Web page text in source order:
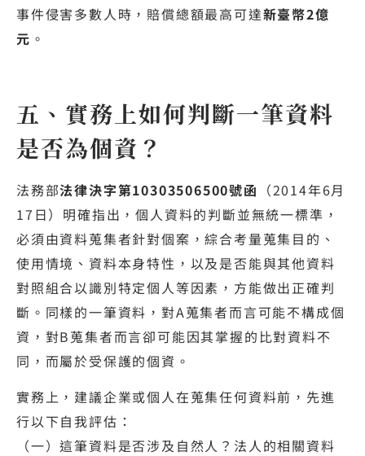
事件侵害多數人時，賠償總額最高可達新臺幣2億
元 。
五、實務上如何判斷一筆資料
是否為個資？
法務部法律決字第10303506500號函 （2014年6月
17日）明確指出，個人資料的判斷並無統一標準，
必須由資料蒐集者針對個案，綜合考量蒐集目的、
使用情境、資料本身特性，以及是否能與其他資料
對照組合以識別特定個人等因素，方能做出正確判
斷。同樣的一筆資料，對A蒐集者而言可能不構成個
資，對B蒐集者而言卻可能因其掌握的比對資料不
同，而屬於受保護的個資。
實務上，建議企業或個人在蒐集任何資料前，先進
行以下自我評估：
（一）這筆資料是否涉及自然人？法人的相關資料